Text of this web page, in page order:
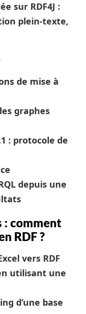
sur RDF4J :
plein-texte,
de mise à
graphes
: protocole de
depuis une
: comment
RDF ?
vers RDF
utilisant une
d’une base